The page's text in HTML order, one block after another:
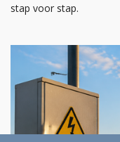
stap voor stap.